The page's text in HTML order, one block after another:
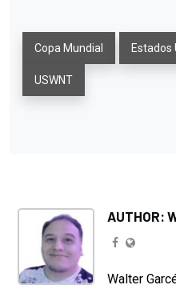
Copa Mundial Estados
USWNT
AUTHOR:
Walter